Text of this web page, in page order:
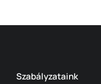
Szabályzataink